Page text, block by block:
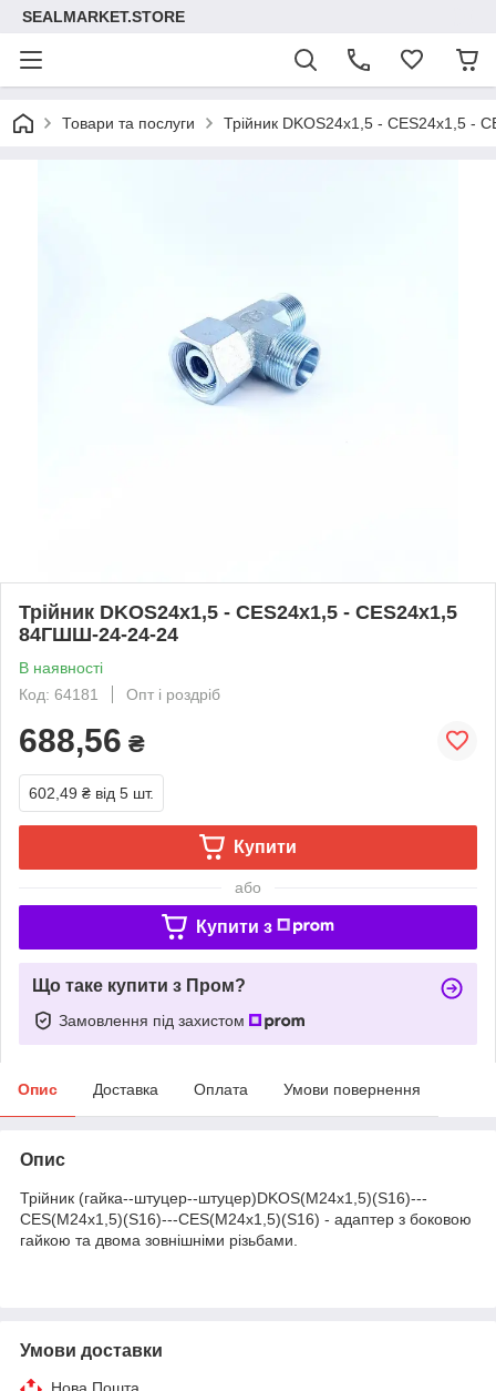
SEALMARKET.STORE
Товари та послуги Трійник DKOS24х1,5 - CES24х1,5 -
Трійник DKOS24х1,5 - CES24х1,5 - CES24х1,5
84ГШШ-24-24-24
В наявності
Код: 64181
Опт і роздріб
688,56 ₴
602,49 ₴ від 5 шт.
Купити
або
Купити з
Що таке купити з Пром?
Замовлення під захистом
Опис Доставка Оплата Умови повернення
Опис
Трійник (гайка--штуцер--штуцер)DKOS(M24х1,5)(S16)---
CES(M24х1,5)(S16)---CES(M24х1,5)(S16) - адаптер з боковою
гайкою та двома зовнішніми різьбами.
Умови доставки
Нова Пошта